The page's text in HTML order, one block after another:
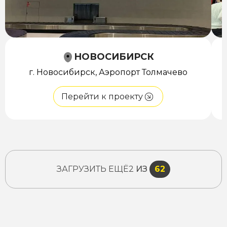
НОВОСИБИРСК
г. Новосибирск, Аэропорт Толмачево
Перейти к проекту
ЗАГРУЗИТЬ ЕЩЁ2 ИЗ 62